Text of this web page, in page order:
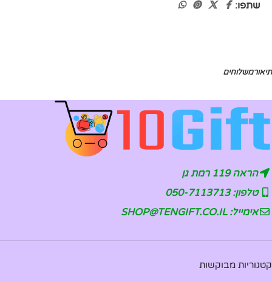
שתפו:
תיאורמשלוחים
הראה 119 רמת גן
טלפון: 050-7113713
אימייל: SHOP@TENGIFT.CO.IL
קטגוריות מבוקשות